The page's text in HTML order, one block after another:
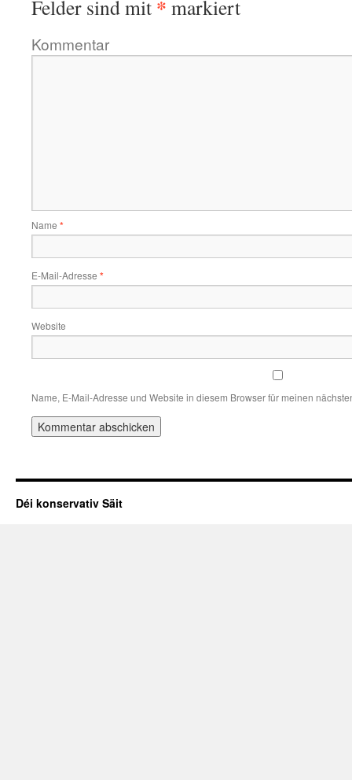
Felder sind mit * markiert
Kommentar
Name *
E-Mail-Adresse *
Website
Name, E-Mail-Adresse und Website in diesem Browser für meinen
Déi konservativ Säit